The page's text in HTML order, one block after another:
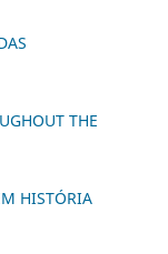
THE
HISTÓRIA